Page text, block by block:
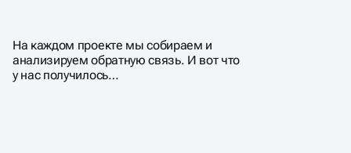
ВЫБИРАЮТ НАС?
На каждом проекте мы собираем и
анализируем обратную связь. И вот что
у нас получилось…